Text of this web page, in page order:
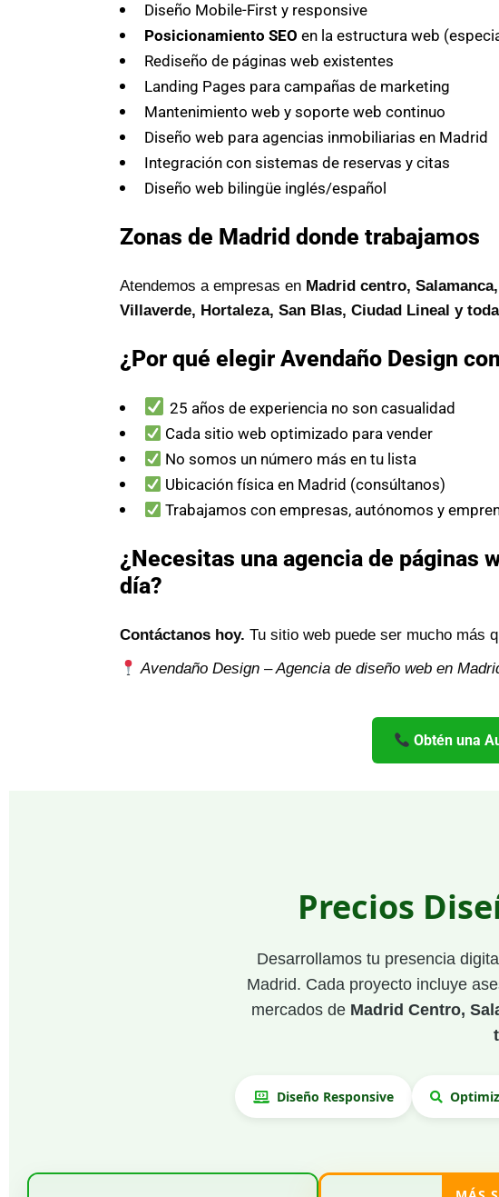
Diseño Mobile-First y responsive
Posicionamiento SEO en la estructura web
Rediseño de páginas web existentes
Landing Pages para campañas de marketing
Mantenimiento web y soporte web continuo
Diseño web para agencias inmobiliarias en Madrid
Integración con sistemas de reservas y citas
Diseño web bilingüe inglés/español
Zonas de Madrid donde trabajamos
Atendemos a empresas en Madrid centro,
Villaverde, Hortaleza, San Blas, Ciudad Lineal y
¿Por qué elegir Avendaño Design
25 años de experiencia no son casualidad
Cada sitio web optimizado para vender
No somos un número más en tu lista
Ubicación física en Madrid (consúltanos)
Trabajamos con empresas, autónomos y
¿Necesitas una agencia de páginas
día?
Contáctanos hoy. Tu sitio web puede ser mucho más
Avendaño Design – Agencia de diseño web en
Obtén una
Precios
Desarrollamos tu presencia
Madrid. Cada proyecto incluye
mercados de Madrid Centro,
Diseño Responsive